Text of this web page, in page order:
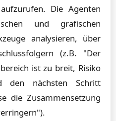
Die Agenten
und grafischen
analysieren, über
(z.B. "Der
ist zu breit, Risiko
den nächsten Schritt
die Zusammensetzung